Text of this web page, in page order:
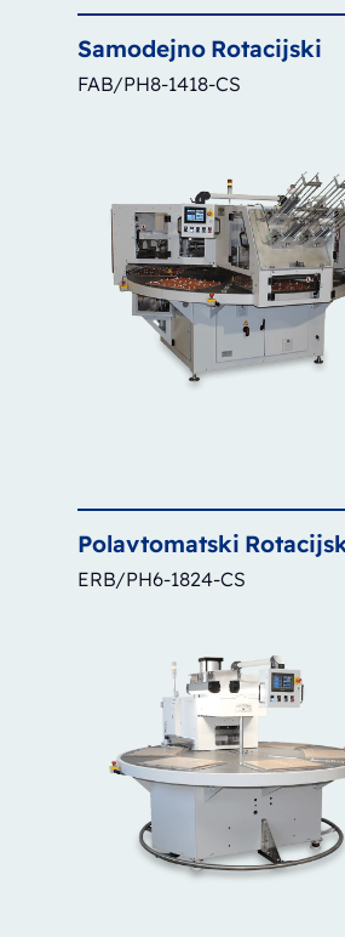
Samodejno Rotacijski
FAB/PH8-1418-CS
Polavtomatski
ERB/PH6-1824-CS